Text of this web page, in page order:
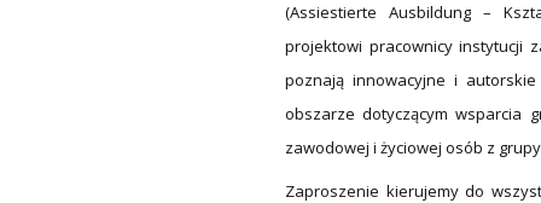
(Assiestierte Ausbildung –
projektowi pracownicy instytucji
poznają innowacyjne i
obszarze dotyczącym wsparcia
zawodowej i życiowej osób z grupy
Zaproszenie kierujemy do